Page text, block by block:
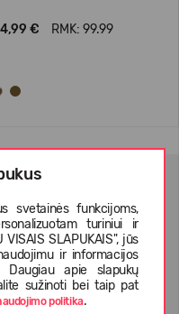
svetainės funkcijoms,
turiniui ir
SLAPUKAIS", jūs
ir informacijos
Daugiau apie slapukų
sužinoti bei taip pat
politika.
€ RMK: 99.99
politikairasmens